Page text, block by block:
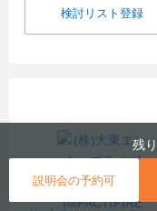
残
説明会の予約可
検討リスト登録